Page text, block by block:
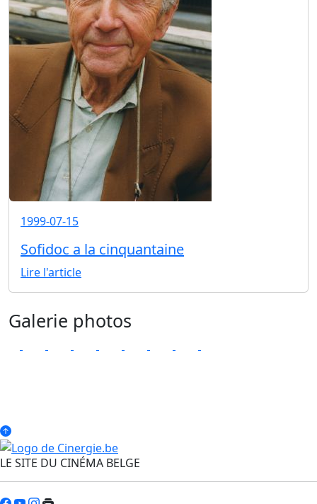
1999-07-15
Sofidoc a la cinquantaine
Lire l'article
Galerie photos
LE SITE DU CINÉMA BELGE